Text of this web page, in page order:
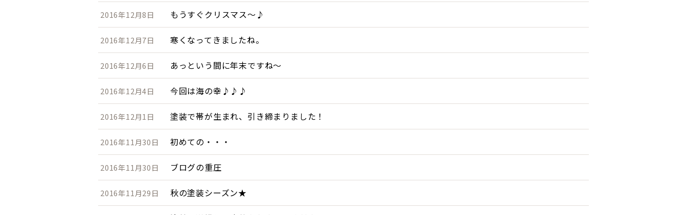
2016年12月8日 もうすぐクリスマス～♪
2016年12月7日 寒くなってきましたね。
2016年12月6日 あっという間に年末ですね～
2016年12月4日 今回は海の幸♪♪♪
2016年12月1日 塗装で帯が生まれ、引き締まりました！
2016年11月30日 初めての・・・
2016年11月30日 ブログの重圧
2016年11月29日 秋の塗装シーズン★